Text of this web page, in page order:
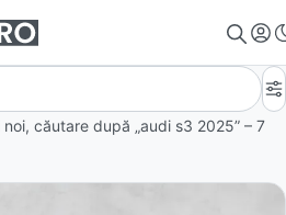
căutare după „audi s3 2025” – 7